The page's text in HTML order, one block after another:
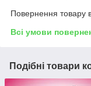
Повернення товару
Всі умови
Подібні товари